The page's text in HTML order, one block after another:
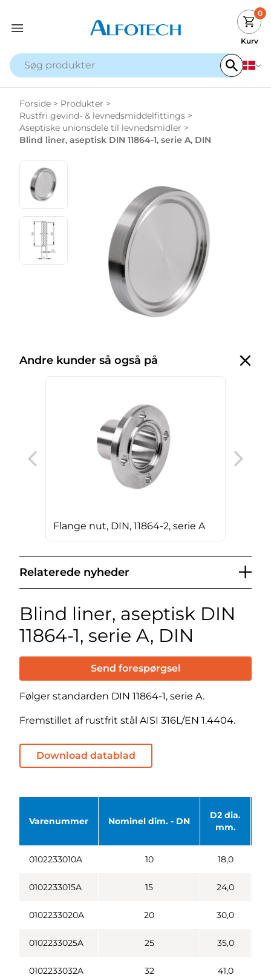
0
Kurv
Forside > Produkter >
Rustfri gevind- & levnedsmiddelfittings >
Aseptiske unionsdele til levnedsmidler >
Blind liner, aseptisk DIN 11864-1, serie A, DIN
Andre kunder så også på
Flange nut, DIN, 11864-2, serie A
Relaterede nyheder
Blind liner, aseptisk DIN
11864-1, serie A, DIN
Send forespørgsel
Følger standarden DIN 11864-1, serie A.
Fremstillet af rustfrit stål AISI 316L/EN 1.4404.
Download datablad
Varenummer Nominel dim. - DN
D2 dia.
mm.
0102233010A 10 18,0
0102233015A 15 24,0
0102233020A 20 30,0
0102233025A 25 35,0
0102233032A 32 41,0